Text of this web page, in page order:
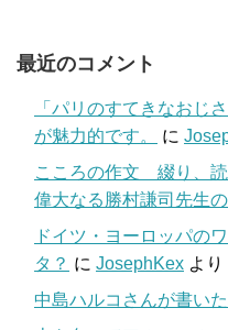
最近のコメント
「パリのすてきなおじ
が魅力的です。
に
こころの作文 綴り、読
偉大なる勝村謙司先生の
ドイツ・ヨーロッパの
タ？ に JosephKex より
中島ハルコさんが書いた